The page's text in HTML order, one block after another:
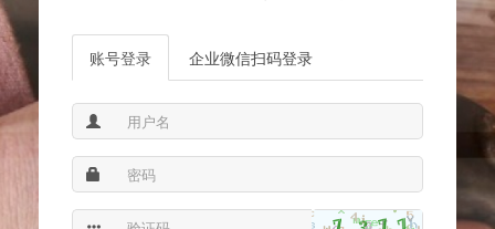
账号登录 企业微信扫码登录